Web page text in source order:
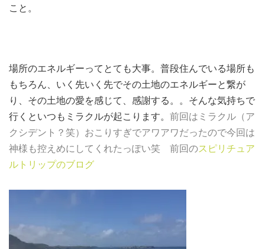
こと。
場所のエネルギーってとても大事。普段住んでいる場所も
もちろん、いく先いく先でその土地のエネルギーと繋が
り、その土地の愛を感じて、感謝する。。そんな気持ちで
行くといつもミラクルが起こります。 前回はミラクル（ア
クシデント？笑）おこりすぎでアワアワだったので今回は
神様も控えめにしてくれたっぽい笑 前回のスピリチュア
ルトリップのブログ